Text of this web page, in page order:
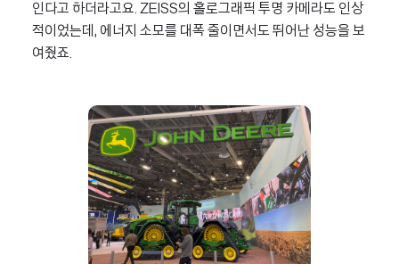
인다고 하더라고요. ZEISS의 홀로그래픽 투명 카메라도 인상
적이었는데, 에너지 소모를 대폭 줄이면서도 뛰어난 성능을 보
여줬죠.